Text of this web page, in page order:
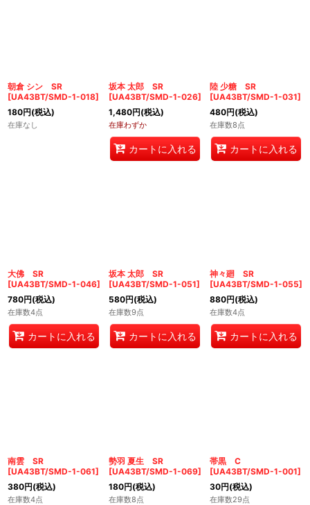
朝倉 シン SR
[UA43BT/SMD-1-018]
180円(税込)
在庫なし
坂本 太郎 SR
[UA43BT/SMD-1-026]
1,480円(税込)
在庫わずか
カートに入れる
陸 少糖 SR
[UA43BT/SMD-1-031]
480円(税込)
在庫数8点
カートに入れる
大佛 SR
[UA43BT/SMD-1-046]
780円(税込)
在庫数4点
カートに入れる
坂本 太郎 SR
[UA43BT/SMD-1-051]
580円(税込)
在庫数9点
カートに入れる
神々廻 SR
[UA43BT/SMD-1-055]
880円(税込)
在庫数4点
カートに入れる
南雲 SR
[UA43BT/SMD-1-061]
380円(税込)
在庫数4点
勢羽 夏生 SR
[UA43BT/SMD-1-069]
180円(税込)
在庫数8点
帯黒 C
[UA43BT/SMD-1-001]
30円(税込)
在庫数29点